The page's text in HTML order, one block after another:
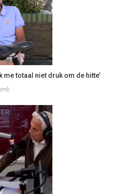
me totaal niet druk om de hitte’